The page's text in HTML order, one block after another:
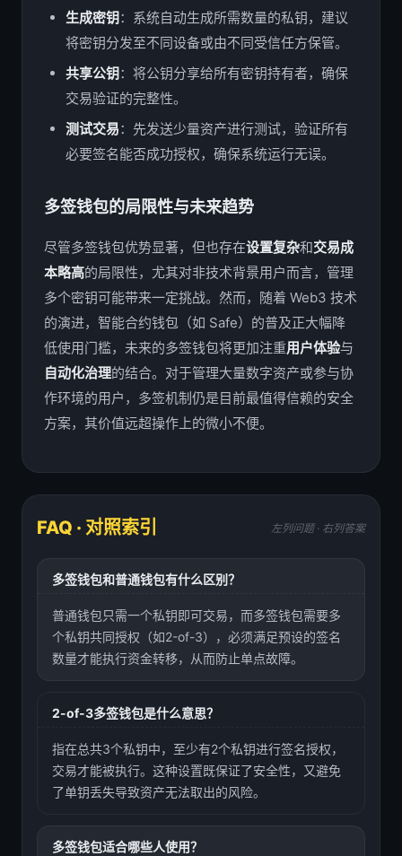
生成密钥：系统自动生成所需数量的私钥，建议
将密钥分发至不同设备或由不同受信任方保管。
共享公钥：将公钥分享给所有密钥持有者，确保
交易验证的完整性。
测试交易：先发送少量资产进行测试，验证所有
必要签名能否成功授权，确保系统运行无误。
多签钱包的局限性与未来趋势
尽管多签钱包优势显著，但也存在设置复杂和交易成
本略高的局限性，尤其对非技术背景用户而言，管理
多个密钥可能带来一定挑战。然而，随着 Web3 技术
的演进，智能合约钱包（如 Safe）的普及正大幅降
低使用门槛，未来的多签钱包将更加注重用户体验与
自动化治理的结合。对于管理大量数字资产或参与协
作环境的用户，多签机制仍是目前最值得信赖的安全
方案，其价值远超操作上的微小不便。
FAQ · 对照索引 左列问题 · 右列答案
多签钱包和普通钱包有什么区别？
普通钱包只需一个私钥即可交易，而多签钱包需要多
个私钥共同授权（如2-of-3），必须满足预设的签名
数量才能执行资金转移，从而防止单点故障。
2-of-3多签钱包是什么意思？
指在总共3个私钥中，至少有2个私钥进行签名授权，
交易才能被执行。这种设置既保证了安全性，又避免
了单钥丢失导致资产无法取出的风险。
多签钱包适合哪些人使用？